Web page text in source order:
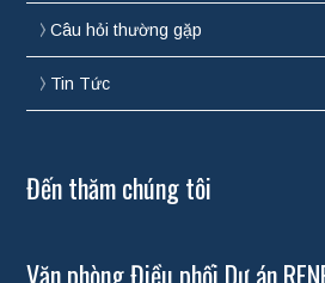
Câu hỏi thường gặp
Tin Tức
Đến thăm chúng tôi
Văn phòng Điều phối Dự án